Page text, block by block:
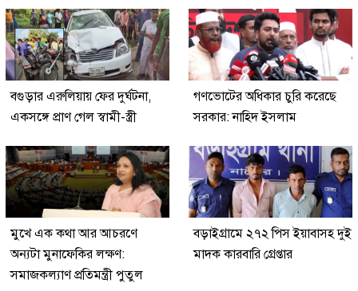
বগুড়ার এরুলিয়ায় ফের দুর্ঘটনা,
একসঙ্গে প্রাণ গেল স্বামী-স্ত্রী
গণভোটের অধিকার চুরি করেছে
সরকার: নাহিদ ইসলাম
মুখে এক কথা আর আচরণে
অন্যটা মুনাফেকির লক্ষণ:
সমাজকল্যাণ প্রতিমন্ত্রী পুতুল
বড়াইগ্রামে ২৭২ পিস ইয়াবাসহ দুই
মাদক কারবারি গ্রেপ্তার